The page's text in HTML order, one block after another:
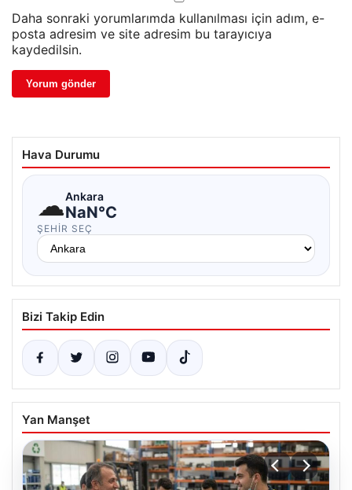
Daha sonraki yorumlarımda kullanılması için adım, e-
posta adresim ve site adresim bu tarayıcıya
kaydedilsin.
Hava Durumu
☁Ankara
NaN°C
ŞEHIR SEÇ
Bizi Takip Edin
Yan Manşet